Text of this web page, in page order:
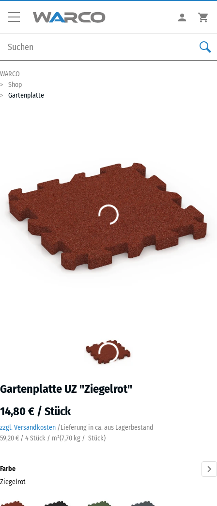
WARCO
Shop
Gartenplatte
Gartenplatte UZ "Ziegelrot"
14,80 € / Stück
zzgl. Versandkosten /Lieferung in ca. aus Lagerbestand
59,20 € / 4 Stück / m²(7,70 kg / Stück)
Farbe
Ziegelrot